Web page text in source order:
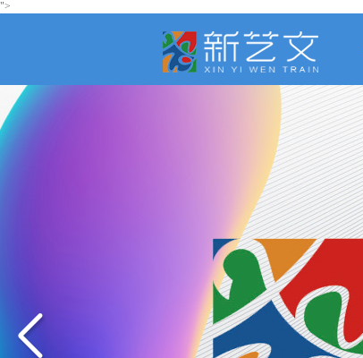
">